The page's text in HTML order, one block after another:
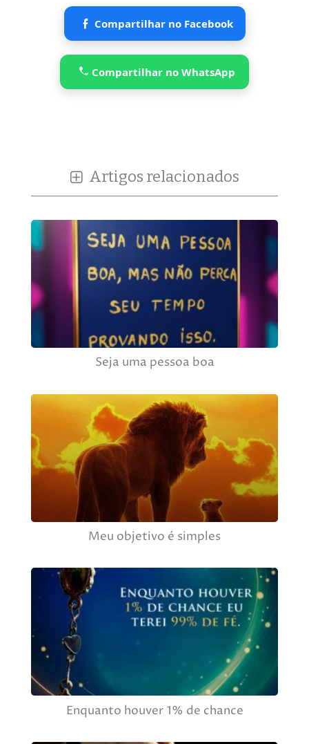
Compartilhar no Facebook
Compartilhar no WhatsApp
Artigos relacionados
Seja uma pessoa boa
Meu objetivo é simples
Enquanto houver 1% de chance